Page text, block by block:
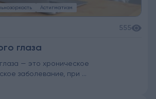
Астигматизм
555
глаза
— это хроническое
заболевание, при ...